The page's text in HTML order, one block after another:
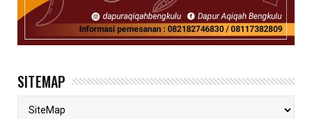
SITEMAP